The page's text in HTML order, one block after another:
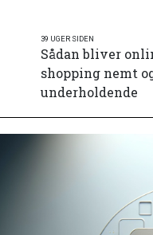
39 UGER SIDEN
Sådan bliver
shopping nemt
underholdende